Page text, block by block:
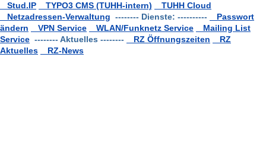
Stud.IP
TYPO3 CMS (TUHH-intern)
TUHH Cloud
Netzadressen-Verwaltung -------- Dienste: ----------
Passwort
ändern
VPN Service WLAN/Funknetz Service
Mailing List
Service -------- Aktuelles -------- RZ Öffnungszeiten
RZ
Aktuelles
RZ-News